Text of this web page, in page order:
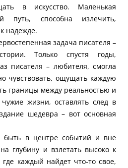
в искусство. Маленькая
путь, способна излечить,
надежде.
задача писателя –
Только спустя годы,
писателя – любителя, смогла
чувствовать, ощущать каждую
границы между реальностью и
жизни, оставлять след в
шедевра – вот основная
быть в центре событий и вне
глубину и взлетать высоко к
каждый найдет что-то свое,